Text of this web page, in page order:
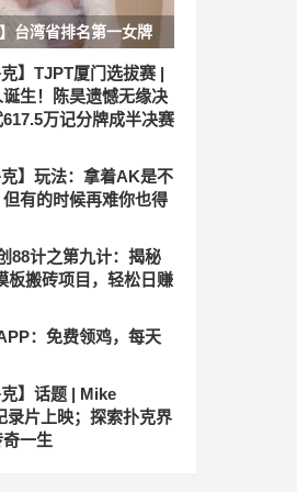
】台湾省排名第一女牌
游戏恰烂钱
克】TJPT厦门选拔赛 |
生！陈昊遗憾无缘决
万记分牌成半决赛
克】玩法：拿着AK是不
有的时候再难你也得
88计之第九计：揭秘
板搬砖项目，轻松日赚
：免费领鸡，每天
克】话题 | Mike
录片上映；探索扑克界
一生